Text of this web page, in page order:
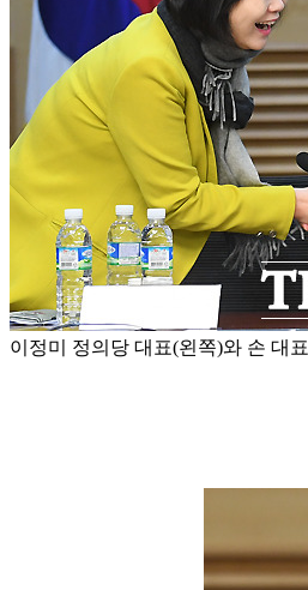
이정미 정의당 대표(왼쪽)와 손 대표